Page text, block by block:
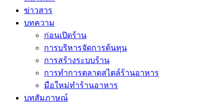
ข่าวสาร
บทความ
ก่อนเปิดร้าน
การบริหารจัดการต้นทุน
การสร้างระบบร้าน
การทำการตลาดสไตล์ร้านอาหาร
มือใหม่ทำร้านอาหาร
บทสัมภาษณ์